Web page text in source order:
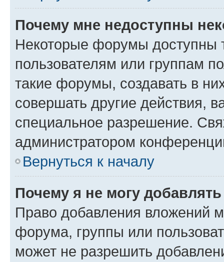
Почему мне недоступны
Некоторые форумы доступны
пользователям или группам
такие форумы, создавать в
совершать другие действия,
специальное разрешение.
администратором
Вернуться к началу
Почему я не могу
Право добавления вложений
форума, группы или
может не разрешить